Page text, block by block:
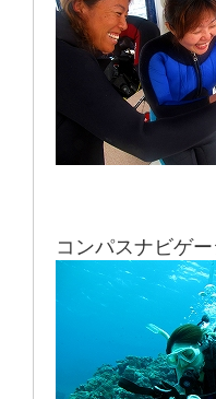
コンパスナビゲ